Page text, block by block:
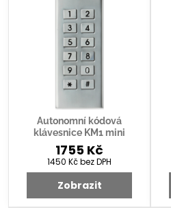
Autonomní kódová
klávesnice KM1 mini
1755 Kč
1450 Kčbez DPH
Zobrazit